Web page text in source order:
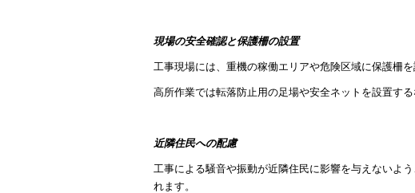
現場の安全確認と保護柵の設置
工事現場には、重機の稼働エリアや危険区域に保護柵
高所作業では転落防止用の足場や安全ネットを設置す
近隣住民への配慮
工事による騒音や振動が近隣住民に影響を与えないよ
れます。